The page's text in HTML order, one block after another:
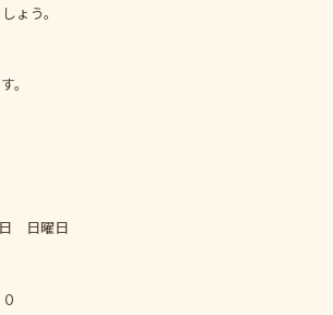
ょう。
。
日 日曜日